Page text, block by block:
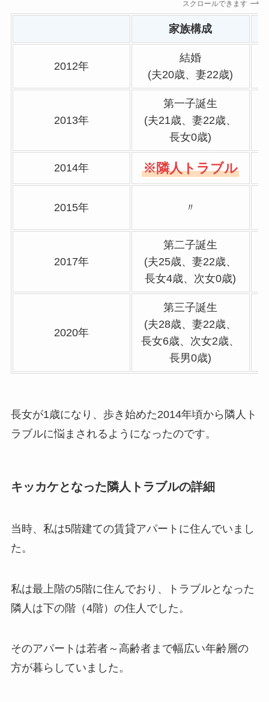
スクロールできます
家族構成
2012年
結婚
(夫20歳、妻22歳)
2013年
第一子誕生
(夫21歳、妻22歳、
長女0歳)
2014年 ※隣人トラブル
2015年 〃
2017年
第二子誕生
(夫25歳、妻22歳、
長女4歳、次女0歳)
2020年
第三子誕生
(夫28歳、妻22歳、
長女6歳、次女2歳、
長男0歳)
長女が1歳になり、歩き始めた2014年頃から隣人ト
ラブルに悩まされるようになったのです。
キッカケとなった隣人トラブルの詳細
当時、私は5階建ての賃貸アパートに住んでいまし
た。
私は最上階の5階に住んでおり、トラブルとなった
隣人は下の階（4階）の住人でした。
そのアパートは若者～高齢者まで幅広い年齢層の
方が暮らしていました。